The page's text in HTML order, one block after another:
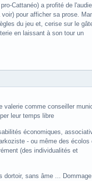
Cattanéo) a profité de
pour afficher sa prose.
du jeu et, cerise sur le
en laissant à son tour un
valerie comme conseiller
leur temps libre
économiques,
- ou même des écolos
(des individualités et
dortoir, sans âme ...